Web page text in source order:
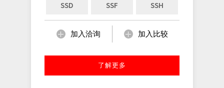
SSD SSF SSH
加入洽询 加入比较
了解更多